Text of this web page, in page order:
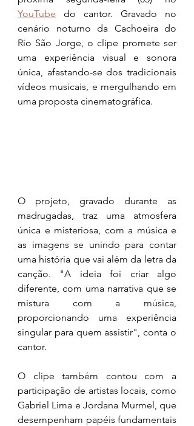
YouTube do cantor. Gravado no
cenário noturno da Cachoeira do
Rio São Jorge, o clipe promete ser
uma experiência visual e sonora
única, afastando-se dos tradicionais
vídeos musicais, e mergulhando em
uma proposta cinematográfica.
O projeto, gravado durante as
madrugadas, traz uma atmosfera
única e misteriosa, com a música e
as imagens se unindo para contar
uma história que vai além da letra da
canção. "A ideia foi criar algo
diferente, com uma narrativa que se
mistura com a música,
proporcionando uma experiência
singular para quem assistir", conta o
cantor.
O clipe também contou com a
participação de artistas locais, como
Gabriel Lima e Jordana Murmel, que
desempenham papéis fundamentais